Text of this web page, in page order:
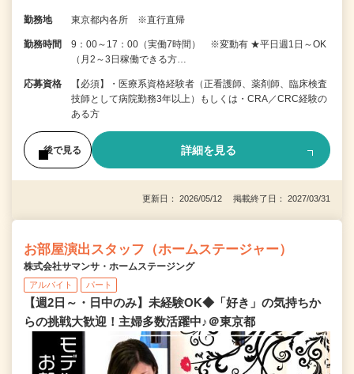
勤務地 東京都内各所 ※直行直帰
勤務時間
9：00～17：00（実働7時間） ※変動有 ★平日週1日～OK
（月2～3日稼働できる方…
応募資格
【必須】・医療系資格経験者（正看護師、薬剤師、臨床検査
技師として病院勤務3年以上）もしくは・CRA／CRC経験の
ある方
後で見る 詳細を見る
更新日： 2026/05/12 掲載終了日： 2027/03/31
お部屋演出スタッフ（ホームステージャー）
株式会社サマンサ・ホームステージング
アルバイト パート
【週2日～・日中のみ】未経験OK◆「好き」の気持ちか
らの挑戦大歓迎！主婦多数活躍中♪＠東京都